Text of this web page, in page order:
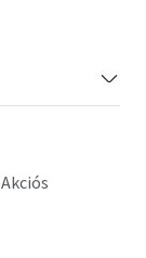
Akciós